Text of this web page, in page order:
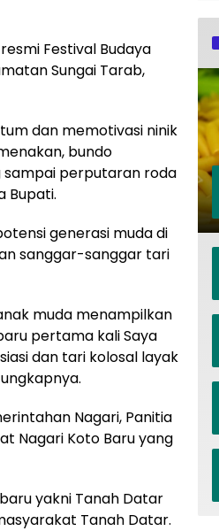
Festival Budaya
Sungai Tarab,
dan memotivasi ninik
bundo
sampai perputaran roda
Bupati.
generasi muda di
sanggar-sanggar tari
muda menampilkan
pertama kali Saya
dan tari kolosal layak
Nagari, Panitia
Nagari Koto Baru yang
yakni Tanah Datar
Tanah Datar.